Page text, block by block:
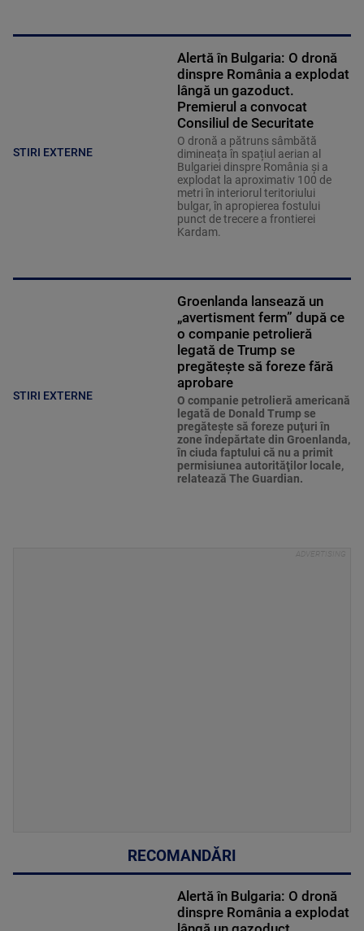
STIRI EXTERNE
Alertă în Bulgaria: O dronă
dinspre România a explodat
lângă un gazoduct.
Premierul a convocat
Consiliul de Securitate
O dronă a pătruns sâmbătă
dimineața în spațiul aerian al
Bulgariei dinspre România și a
explodat la aproximativ 100 de
metri în interiorul teritoriului
bulgar, în apropierea fostului
punct de trecere a frontierei
Kardam.
STIRI EXTERNE
Groenlanda lansează un
„avertisment ferm” după ce
o companie petrolieră
legată de Trump se
pregătește să foreze fără
aprobare
O companie petrolieră americană
legată de Donald Trump se
pregăteşte să foreze puţuri în
zone îndepărtate din Groenlanda,
în ciuda faptului că nu a primit
permisiunea autorităţilor locale,
relatează The Guardian.
RECOMANDĂRI
Alertă în Bulgaria: O dronă
dinspre România a explodat